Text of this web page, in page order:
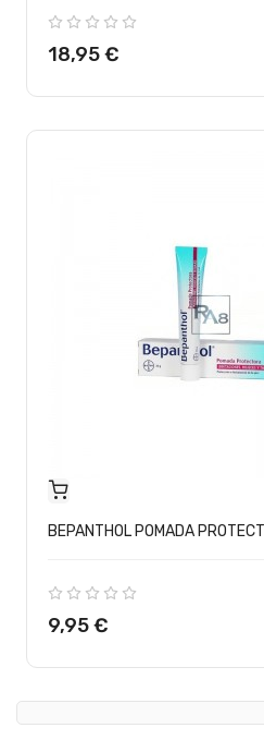
Precio
18,95 €
BEPANTHOL POMADA
Precio
9,95 €